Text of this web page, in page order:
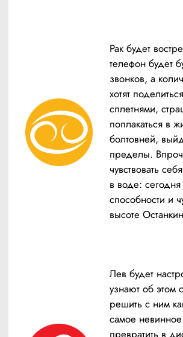
Рак будет
телефон будет
звонков, а
хотят
сплетнями,
поплакаться в
болтовней,
пределы.
чувствовать
в воде:
способности и
высоте
Лев будет
узнают об этом
решить с ним
самое
превратить в